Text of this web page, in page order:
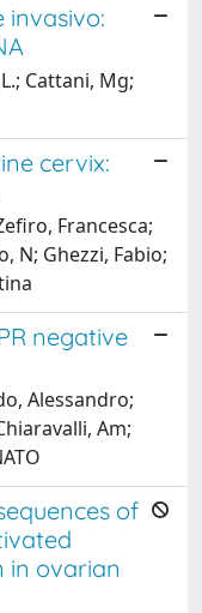
invasivo:
Cattani, Mg;
cervix:
Francesca;
N; Ghezzi, Fabio;
negative
Alessandro;
Am;
of
in ovarian